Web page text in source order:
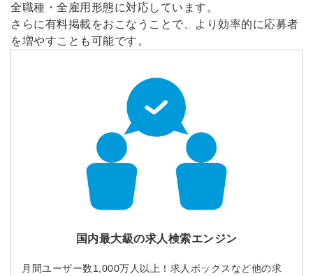
全職種・全雇用形態に対応しています。
さらに有料掲載をおこなうことで、より効率的に応募者
を増やすことも可能です。
国内最大級の求人検索エンジン
月間ユーザー数1,000万人以上！求人ボックスなど他の求